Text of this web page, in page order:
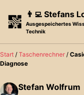
👨‍💻 Stefans
Ausgespeichertes
Technik
Start / Taschenrechner /
Diagnose
Stefan Wolfrum